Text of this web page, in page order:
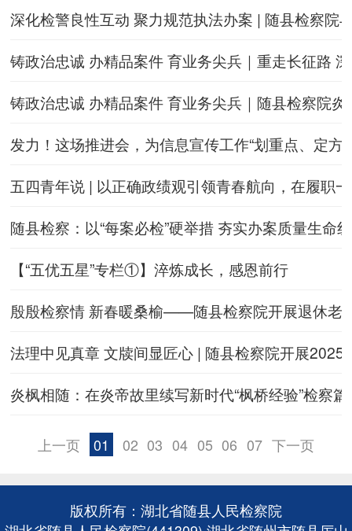
深化检警良性互动 聚力规范执法办案 | 随县检察院
铸政治忠诚 办精品案件 育业务尖兵｜重走长征路
铸政治忠诚 办精品案件 育业务尖兵｜随县检察院
发力！这场推进会，为信息宣传工作“划重点、定方
五四青年说 | 以正确政绩观引领青春航向，在履职
随县检察：以“每案必检”硬举措 夯实办案质量生命线
【“五优五星”专栏①】淬炼成长，感恩前行
殷殷检察情 新春暖桑榆——随县检察院开展退休老
法理中见真章 文牍间显匠心 | 随县检察院开展2025
炎枫相随：在炎帝故里续写新时代“枫桥经验”检察
上一页 01 02 03 04 05 06 07 下一页
版权所有：湖北省随县人民检察院